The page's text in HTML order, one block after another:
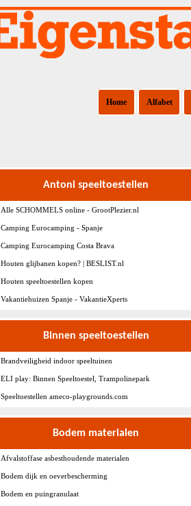
Home Alfabet
Antoni speeltoestellen
Alle SCHOMMELS online - GrootPlezier.nl
Camping Eurocamping - Spanje
Camping Eurocamping Costa Brava
Houten glijbanen kopen? | BESLIST.nl
Houten speeltoestellen kopen
Vakantiehuizen Spanje - VakantieXperts
Binnen speeltoestellen
Brandveiligheid indoor speeltuinen
ELI play: Binnen Speeltoestel, Trampolinepark
Speeltoestellen ameco-playgrounds.com
Bodem materialen
Afvalstoffase asbesthoudende materialen
Bodem dijk en oeverbescherming
Bodem en puingranulaat